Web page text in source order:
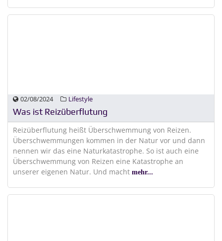
02/08/2024 Lifestyle
Was ist Reizüberflutung
Reizüberflutung heißt Überschwemmung von Reizen.
Überschwemmungen kommen in der Natur vor und dann
nennen wir das eine Naturkatastrophe. So ist auch eine
Überschwemmung von Reizen eine Katastrophe an
unserer eigenen Natur. Und macht mehr...